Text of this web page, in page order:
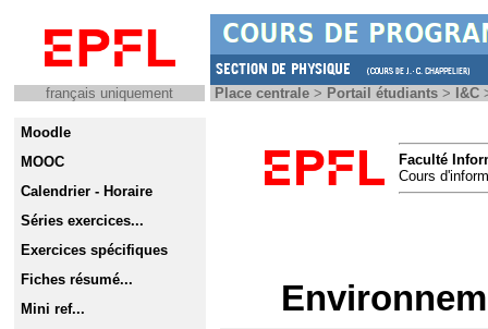
français uniquement Place centrale > Portail étudiants > I&C
Moodle
MOOC
Calendrier - Horaire
Séries exercices...
Exercices spécifiques
Fiches résumé...
Mini ref...